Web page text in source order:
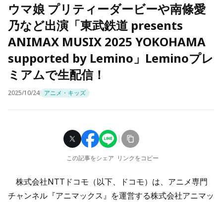
ウマ娘 プリティーダービーや南條愛
乃など出演「東武鉄道 presents
ANIMAX MUSIX 2025 YOKOHAMA
supported by Lemino」Leminoプレ
ミアムで生配信！
2025/10/24 アニメ・キッズ
この記事をシェア リンクをコピー
株式会社NTTドコモ（以下、ドコモ）は、アニメ専門
チャンネル『アニマックス』を運営する株式会社アニマッ